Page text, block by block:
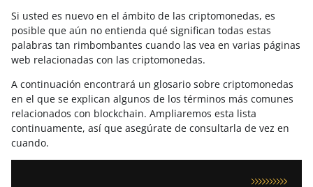
Si usted es nuevo en el ámbito de las criptomonedas, es
posible que aún no entienda qué significan todas estas
palabras tan rimbombantes cuando las vea en varias páginas
web relacionadas con las criptomonedas.
A continuación encontrará un glosario sobre criptomonedas
en el que se explican algunos de los términos más comunes
relacionados con blockchain. Ampliaremos esta lista
continuamente, así que asegúrate de consultarla de vez en
cuando.